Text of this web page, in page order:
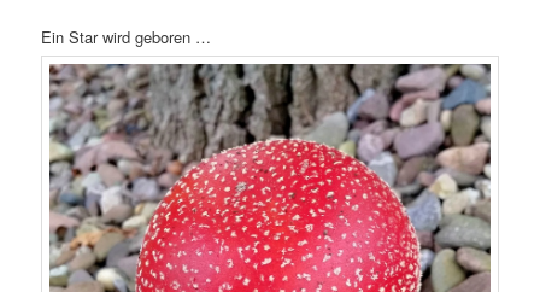
Ein Star wird geboren …